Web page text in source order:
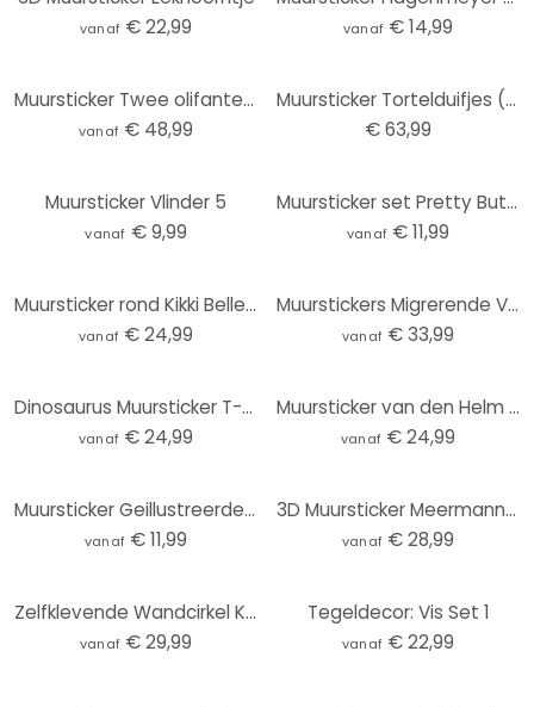
vanaf € 22,99 vanaf € 14,99
Muursticker Twee olifanten - moeder en kind - Kvilis
vanaf € 48,99
Muursticker Tortelduifjes (2-kleurig) incl. 5 Fotolijstjes
€ 63,99
Muursticker Vlinder 5
vanaf € 9,99
Muursticker set Pretty Butterflies
vanaf € 11,99
Muursticker rond Kikki Belle - Forest Magic
vanaf € 24,99
Muurstickers Migrerende Vogels
vanaf € 33,99
Dinosaurus Muursticker T-Rex: Het wilde gezicht van de prehistorie - Jaszke - Rond
vanaf € 24,99
Muursticker van den Helm - Highlander
vanaf € 24,99
Muursticker Geillustreerde Vlinders Bruin (3 stuks)
vanaf € 11,99
3D Muursticker Meermann - Zilverrug
vanaf € 28,99
Zelfklevende Wandcirkel Kikki Belle - de Savanne
vanaf € 29,99
Tegeldecor: Vis Set 1
vanaf € 22,99